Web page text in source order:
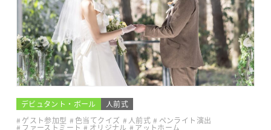
デビュタント・ボール
人前式
ゲスト参加型
色当てクイズ 人前式 ペンライト演出
ファーストミート オリジナル アットホーム